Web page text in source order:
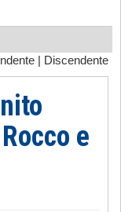
Discendente
e